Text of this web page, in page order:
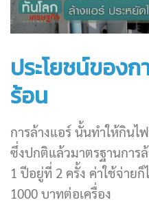
ประโยชน์ของ
ร้อน
การล้างแอร์ นั้นทำให้กินไ
ซึ่งปกติแล้วมาตรฐานการ
1 ปีอยู่ที่ 2 ครั้ง ค่าใช้จ่าย
1000 บาทต่อเครื่อง